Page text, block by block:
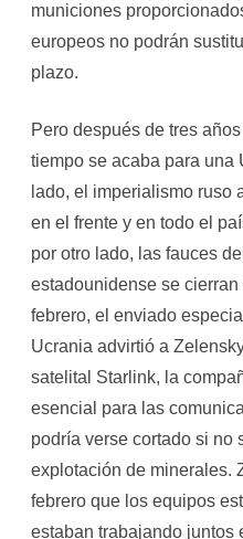
municiones
europeos no podrán
plazo.
Pero después de tres
tiempo se acaba para una
lado, el imperialismo ruso
en el frente y en todo el
por otro lado, las fauces
estadounidense se
febrero, el enviado
Ucrania advirtió a
satelital Starlink, la
esencial para las
podría verse cortado si no
explotación de minerales.
febrero que los equipos
estaban trabajando juntos